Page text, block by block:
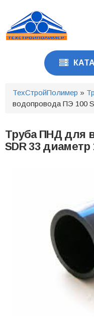
основному
содержанию
ТехСтройПолимер »
водопровода ПЭ 100
Труба ПНД для
SDR 33 диаметр